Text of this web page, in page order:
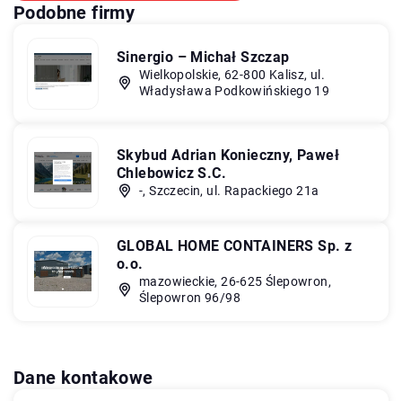
Podobne firmy
Sinergio – Michał Szczap
Wielkopolskie, 62-800 Kalisz, ul.
Władysława Podkowińskiego 19
Skybud Adrian Konieczny, Paweł
Chlebowicz S.C.
-, Szczecin, ul. Rapackiego 21a
GLOBAL HOME CONTAINERS Sp. z
o.o.
mazowieckie, 26-625 Ślepowron,
Ślepowron 96/98
Dane kontakowe